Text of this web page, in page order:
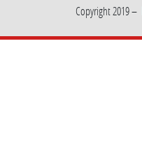
Copyright 2019 –